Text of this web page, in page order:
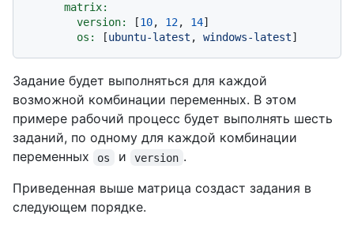
matrix:
version:
[10, 12, 14]
os:
[ubuntu-latest , windows-latest
Задание будет выполняться для каждой
возможной комбинации переменных. В этом
примере рабочий процесс будет выполнять шесть
заданий, по одному для каждой комбинации
переменных
os и version .
Приведенная выше матрица создаст задания в
следующем порядке.